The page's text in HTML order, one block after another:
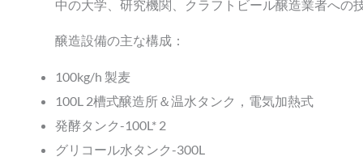
中の大学、研究機関、クラフトビール醸造業者への
醸造設備の主な構成：
100kg/h 製麦
100L 2槽式醸造所＆温水タンク，電気加熱式
発酵タンク-100L* 2
グリコール水タンク-300L